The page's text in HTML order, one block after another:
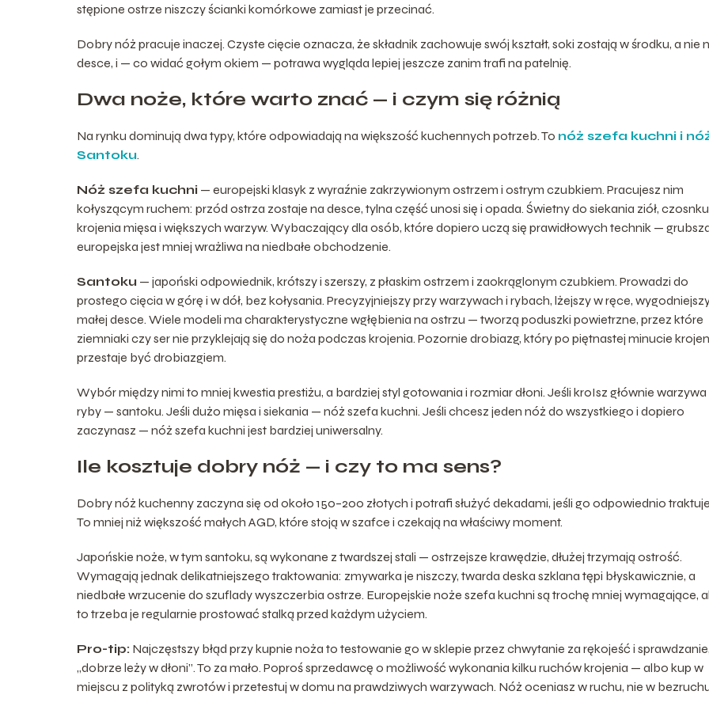
stępione ostrze niszczy ścianki komórkowe zamiast je przecinać.
Dobry nóż pracuje inaczej. Czyste cięcie oznacza, że składnik zachowuje swój kształt, soki zostają w środku, a nie
desce, i — co widać gołym okiem — potrawa wygląda lepiej jeszcze zanim trafi na patelnię.
Dwa noże, które warto znać — i czym się różnią
Na rynku dominują dwa typy, które odpowiadają na większość kuchennych potrzeb. To nóż szefa kuchni i
Santoku.
Nóż szefa kuchni — europejski klasyk z wyraźnie zakrzywionym ostrzem i ostrym czubkiem. Pracujesz nim
kołyszącym ruchem: przód ostrza zostaje na desce, tylna część unosi się i opada. Świetny do siekania ziół,
krojenia mięsa i większych warzyw. Wybaczający dla osób, które dopiero uczą się prawidłowych technik —
europejska jest mniej wrażliwa na niedbałe obchodzenie.
Santoku — japoński odpowiednik, krótszy i szerszy, z płaskim ostrzem i zaokrąglonym czubkiem. Prowadzi do
prostego cięcia w górę i w dół, bez kołysania. Precyzyjniejszy przy warzywach i rybach, lżejszy w ręce,
małej desce. Wiele modeli ma charakterystyczne wgłębienia na ostrzu — tworzą poduszki powietrzne, przez które
ziemniaki czy ser nie przyklejają się do noża podczas krojenia. Pozornie drobiazg, który po piętnastej minucie
przestaje być drobiazgiem.
Wybór między nimi to mniej kwestia prestiżu, a bardziej styl gotowania i rozmiar dłoni. Jeśli kroIsz głównie warzywa
ryby — santoku. Jeśli dużo mięsa i siekania — nóż szefa kuchni. Jeśli chcesz jeden nóż do wszystkiego i dopiero
zaczynasz — nóż szefa kuchni jest bardziej uniwersalny.
Ile kosztuje dobry nóż — i czy to ma sens?
Dobry nóż kuchenny zaczyna się od około 150–200 złotych i potrafi służyć dekadami, jeśli go odpowiednio
To mniej niż większość małych AGD, które stoją w szafce i czekają na właściwy moment.
Japońskie noże, w tym santoku, są wykonane z twardszej stali — ostrzejsze krawędzie, dłużej trzymają ostrość.
Wymagają jednak delikatniejszego traktowania: zmywarka je niszczy, twarda deska szklana tępi błyskawicznie, a
niedbałe wrzucenie do szuflady wyszczerbia ostrze. Europejskie noże szefa kuchni są trochę mniej wymagające,
to trzeba je regularnie prostować stalką przed każdym użyciem.
Pro-tip: Najczęstszy błąd przy kupnie noża to testowanie go w sklepie przez chwytanie za rękojeść i
„dobrze leży w dłoni”. To za mało. Poproś sprzedawcę o możliwość wykonania kilku ruchów krojenia — albo kup w
miejscu z polityką zwrotów i przetestuj w domu na prawdziwych warzywach. Nóż oceniasz w ruchu, nie w